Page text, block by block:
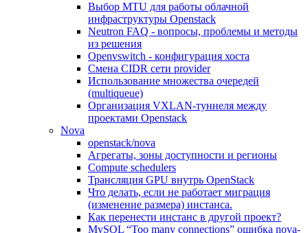
Выбор MTU для работы облачной
инфраструктуры Openstack
Neutron FAQ - вопросы, проблемы и методы
из решения
Openvswitch - конфигурация хоста
Смена CIDR сети provider
Использование множества очередей
(multiqueue)
Организация VXLAN-туннеля между
проектами Openstack
Nova
openstack/nova
Агрегаты, зоны доступности и регионы
Compute schedulers
Трансляция GPU внутрь OpenStack
Что делать, если не работает миграция
(изменение размера) инстанса.
Как перенести инстанс в другой проект?
MySQL “Too many connections” ошибка nova-